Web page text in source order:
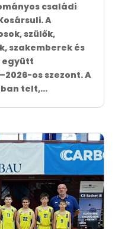
családi
A
szülők,
szakemberek és
együtt
os szezont. A
telt,...